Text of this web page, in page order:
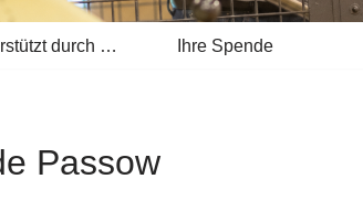
durch … Ihre Spende
Passow